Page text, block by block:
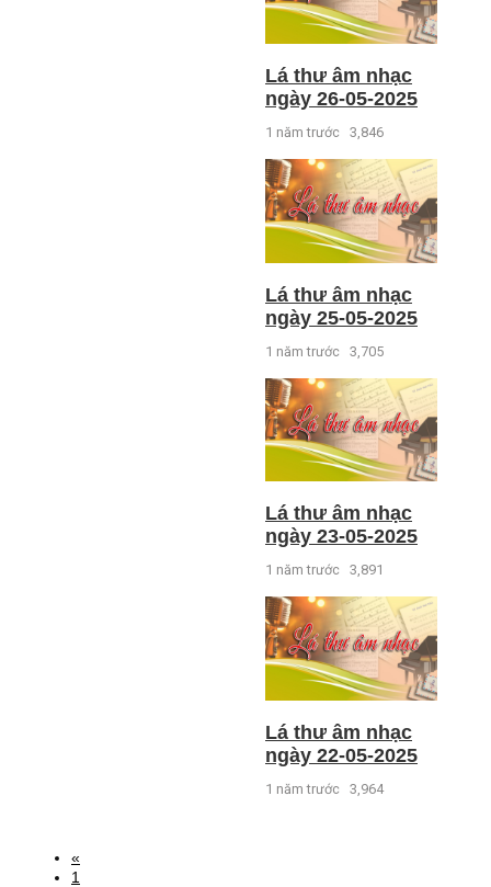
Lá thư âm nhạc
ngày 26-05-2025
1 năm trước 3,846
Lá thư âm nhạc
ngày 25-05-2025
1 năm trước 3,705
Lá thư âm nhạc
ngày 23-05-2025
1 năm trước 3,891
Lá thư âm nhạc
ngày 22-05-2025
1 năm trước 3,964
«
1